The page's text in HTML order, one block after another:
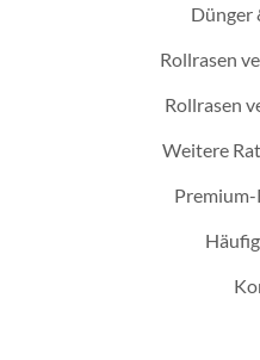
Dünger
Rollrasen
Rollrasen
Weitere
Premium-